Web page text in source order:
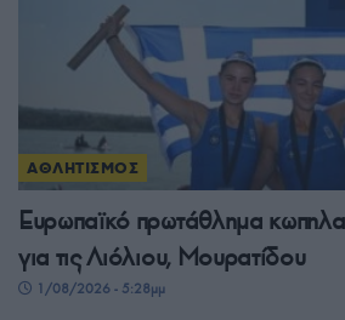
ΑΘΛΗΤΙΣΜΟΣ
Ευρωπαϊκό πρωτάθλημα
για τις Λιόλιου, Μουρατίδου
1/08/2026 - 5:28μμ